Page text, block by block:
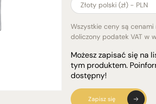
Złoty polski (zł) - PLN
Wszystkie ceny są
doliczony podatek VAT w
Możesz zapisać się na
tym produktem.
dostępny!
Zapisz się